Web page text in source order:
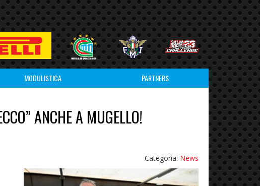
MODULISTICA PARTNERS
ANCHE A MUGELLO!
Categoria: News